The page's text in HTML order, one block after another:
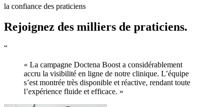
la confiance des praticiens
Rejoignez des milliers de praticiens.
“
« La campagne Doctena Boost a considérablement
accru la visibilité en ligne de notre clinique. L’équipe
s’est montrée très disponible et réactive, rendant toute
l’expérience fluide et efficace. »